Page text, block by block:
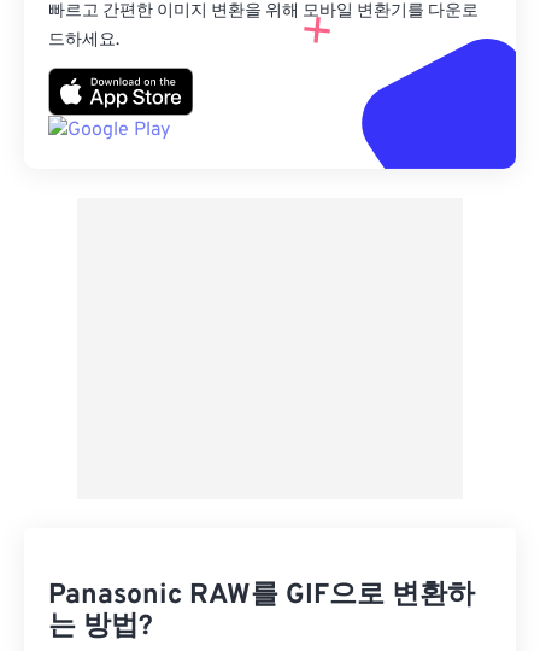
빠르고 간편한 이미지 변환을 위해 모바일 변환기를 다운로
드하세요.
Panasonic RAW를 GIF으로 변환하
는 방법?